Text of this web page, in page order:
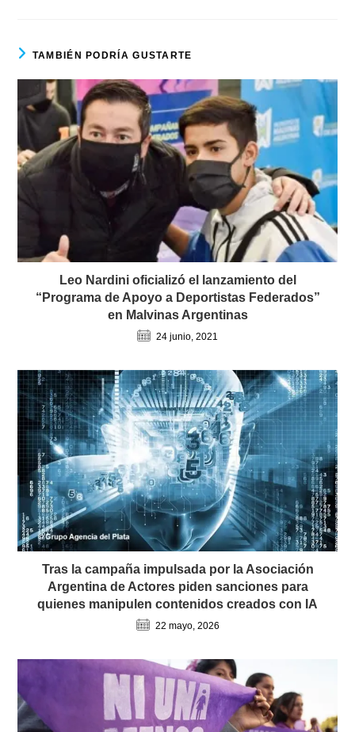
TAMBIÉN PODRÍA GUSTARTE
Leo Nardini oficializó el lanzamiento del
“Programa de Apoyo a Deportistas Federados”
en Malvinas Argentinas
24 junio, 2021
Tras la campaña impulsada por la Asociación
Argentina de Actores piden sanciones para
quienes manipulen contenidos creados con IA
22 mayo, 2026